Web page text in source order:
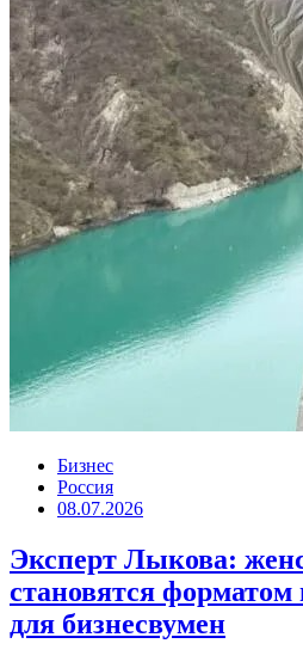
Бизнес
Россия
08.07.2026
Эксперт Лыкова:
становятся форматом
для бизнесвумен